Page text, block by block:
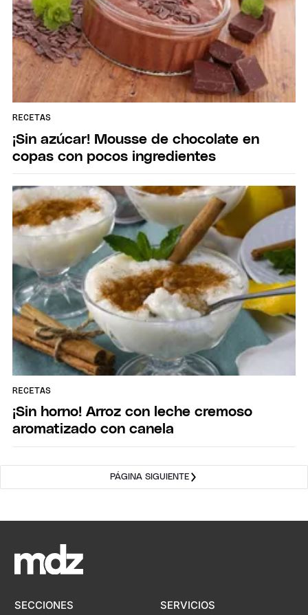
RECETAS
¡Sin azúcar! Mousse de chocolate en
copas con pocos ingredientes
RECETAS
¡Sin horno! Arroz con leche cremoso
aromatizado con canela
PÁGINA SIGUIENTE
SECCIONES SERVICIOS